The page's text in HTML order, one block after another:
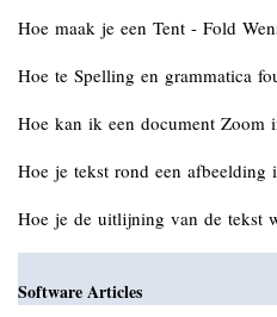
Hoe maak je een Tent - Fold
Hoe te Spelling en grammatica
Hoe kan ik een document
Hoe je tekst rond een
Hoe je de uitlijning van de tekst
Software Articles